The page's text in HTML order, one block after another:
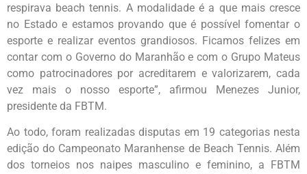
respirava beach tennis. A modalidade é a que mais cresce
no Estado e estamos provando que é possível fomentar o
esporte e realizar eventos grandiosos. Ficamos felizes em
contar com o Governo do Maranhão e com o Grupo Mateus
como patrocinadores por acreditarem e valorizarem, cada
vez mais o nosso esporte”, afirmou Menezes Junior,
presidente da FBTM.
Ao todo, foram realizadas disputas em 19 categorias nesta
edição do Campeonato Maranhense de Beach Tennis. Além
dos torneios nos naipes masculino e feminino, a FBTM